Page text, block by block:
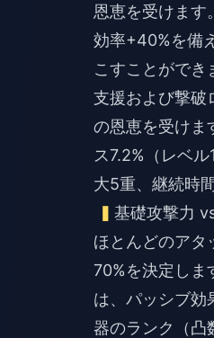
恩恵を受けます
効率+40%を備
こすことができ
支援および撃破
の恩恵を受けま
ス7.2%（レベ
大5重、継続時
基礎攻撃力
ほとんどのアタ
70%を決定しま
は、パッシブ効
器のランク（凸